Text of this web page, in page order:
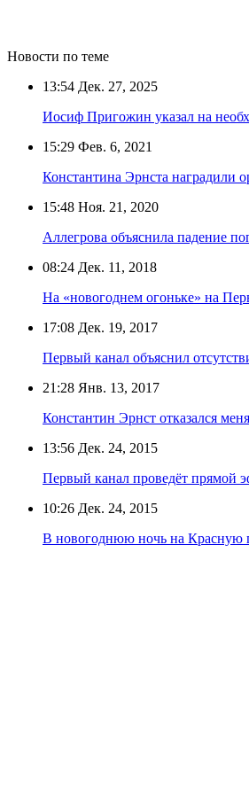
Новости по теме
13:54 Дек. 27, 2025
Иосиф Пригожин указал на
15:29 Фев. 6, 2021
Константина Эрнста наградили
15:48 Ноя. 21, 2020
Аллегрова объяснила падение
08:24 Дек. 11, 2018
На «новогоднем огоньке» на
17:08 Дек. 19, 2017
Первый канал объяснил
21:28 Янв. 13, 2017
Константин Эрнст отказался
13:56 Дек. 24, 2015
Первый канал проведёт прямой
10:26 Дек. 24, 2015
В новогоднюю ночь на Красную